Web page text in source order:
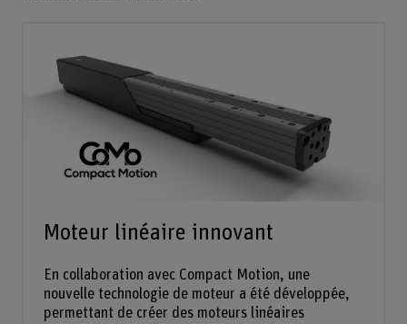
Moteur linéaire innovant
En collaboration avec Compact Motion, une
nouvelle technologie de moteur a été développée,
permettant de créer des moteurs linéaires